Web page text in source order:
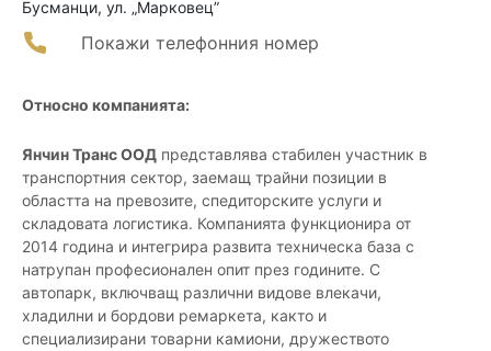
Бусманци, ул. „Марковец”
Покажи телефонния номер
Относно компанията:
Янчин Транс ООД представлява стабилен участник в
транспортния сектор, заемащ трайни позиции в
областта на превозите, спедиторските услуги и
складовата логистика. Компанията функционира от
2014 година и интегрира развита техническа база с
натрупан професионален опит през годините. С
автопарк, включващ различни видове влекачи,
хладилни и бордови ремаркета, както и
специализирани товарни камиони, дружеството